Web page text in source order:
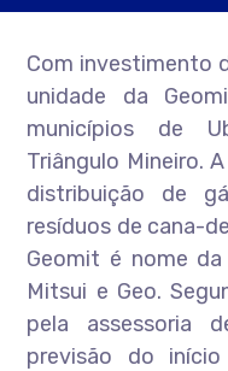
Com investimento
unidade da
municípios de
Triângulo Mineiro.
distribuição de
resíduos de cana-
Geomit é nome
Mitsui e Geo.
pela assessoria
previsão do